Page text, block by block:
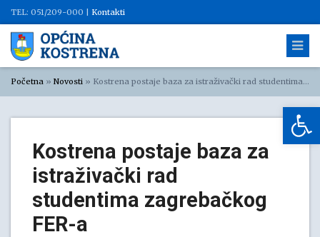
TEL: 051/209-000 | Kontakti
Početna » Novosti » Kostrena postaje baza za istraživački rad studentima zagrebačkog FER-a
Kostrena postaje baza za
istraživački rad
studentima zagrebačkog
FER-a